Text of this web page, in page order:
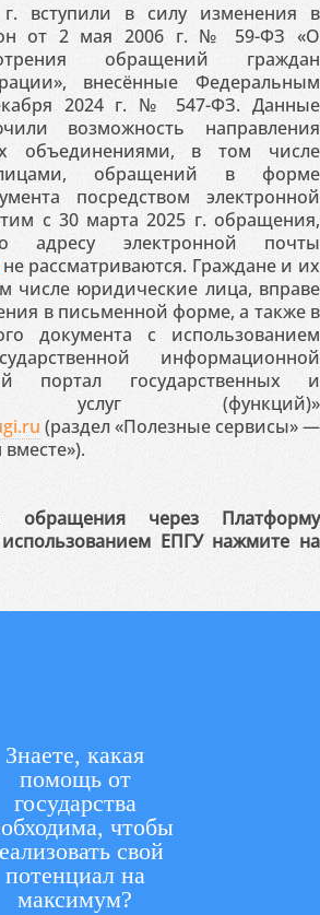
вступили в силу изменения в
от 2 мая 2006 г. № 59-ФЗ «О
обращений граждан
внесённые Федеральным
2024 г. № 547-ФЗ. Данные
возможность направления
объединениями, в том числе
обращений в форме
посредством электронной
с 30 марта 2025 г. обращения,
адресу электронной почты
не рассматриваются. Граждане и их
числе юридические лица, вправе
в письменной форме, а также в
документа с использованием
информационной
портал государственных и
услуг (функций)»
(раздел «Полезные сервисы» —
обращения через Платформу
ЕПГУ нажмите на
Знаете, какая
помощь от
государства
чтобы
свой
потенциал на
максимум?